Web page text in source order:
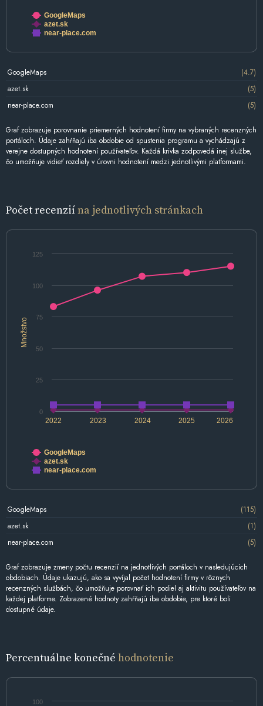
GoogleMaps
azet.sk
near-place.com
GoogleMaps
(4.7)
azet.sk
(5)
near-place.com
(5)
Graf zobrazuje porovnanie priemerných hodnotení firmy na vybraných recenzných
portáloch. Údaje zahŕňajú iba obdobie od spustenia programu a vychádzajú z
verejne dostupných hodnotení používateľov. Každá krivka zodpovedá inej službe,
čo umožňuje vidieť rozdiely v úrovni hodnotení medzi jednotlivými platformami.
Počet recenziína jednotlivých stránkach
Množstvo
2022 2024 2026
2023 2025
0
25
50
75
100
125
GoogleMaps
azet.sk
near-place.com
GoogleMaps
(115)
azet.sk
(1)
near-place.com
(5)
Graf zobrazuje zmeny počtu recenzií na jednotlivých portáloch v nasledujúcich
obdobiach. Údaje ukazujú, ako sa vyvíjal počet hodnotení firmy v rôznych
recenzných službách, čo umožňuje porovnať ich podiel aj aktivitu používateľov na
každej platforme. Zobrazené hodnoty zahŕňajú iba obdobie, pre ktoré boli
dostupné údaje.
Percentuálne konečné hodnotenie
100